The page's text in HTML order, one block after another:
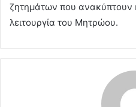
ζητημάτων που ανακύπτουν
λειτουργία του Μητρώου.